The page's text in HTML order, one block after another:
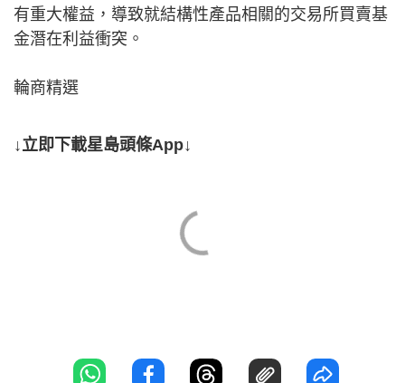
有重大權益，導致就結構性產品相關的交易所買賣基
金潛在利益衝突。
輪商精選
↓立即下載星島頭條App↓